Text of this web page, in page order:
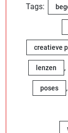
Tags:
creatieve
lenzen ,
poses ,